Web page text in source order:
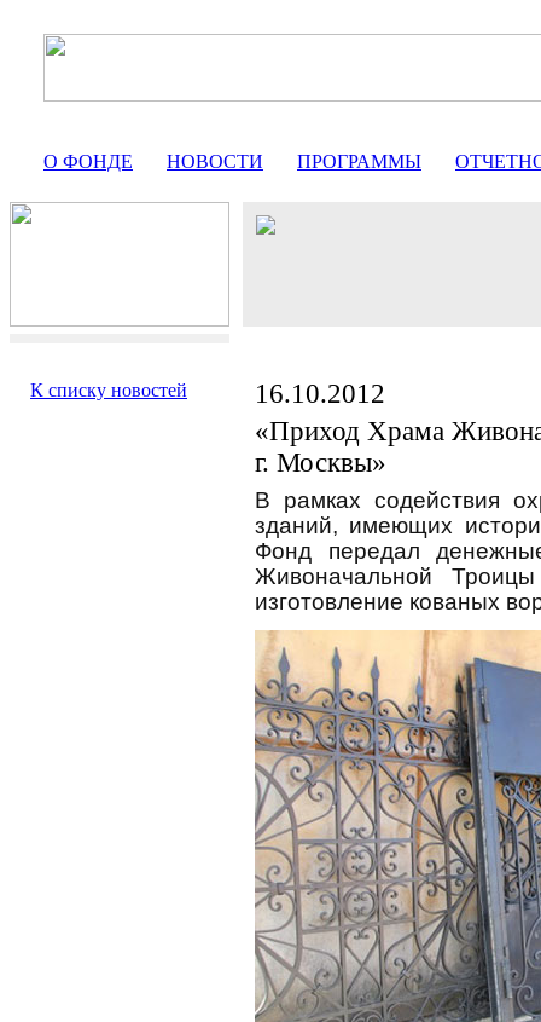
О ФОНДЕ НОВОСТИ ПРОГРАММЫ
К списку новостей
16.10.2012
«Приход Храма
г. Москвы»
В рамках содействия
зданий, имеющих
Фонд передал
Живоначальной
изготовление кованых